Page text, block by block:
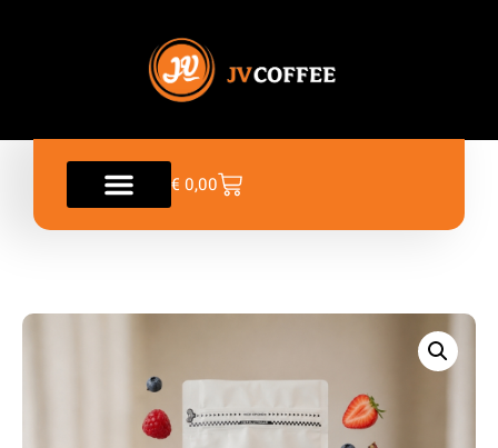
€ 0,00